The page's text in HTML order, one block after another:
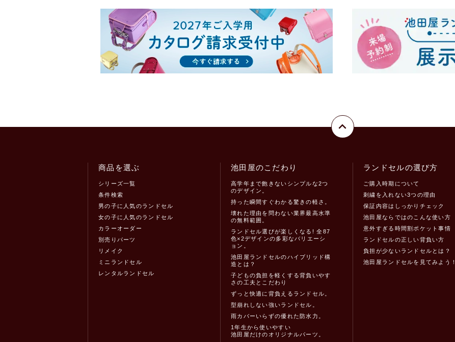
商品を選ぶ
シリーズ一覧
条件検索
男の子に人気のランドセル
女の子に人気のランドセル
カラーオーダー
別売りパーツ
リメイク
ミニランドセル
レンタルランドセル
池田屋のこだわり
高学年まで飽きないシンプルな2つ
のデザイン。
持った瞬間すぐわかる驚きの軽さ。
壊れた理由を問わない業界最高水準
の無料範囲。
ランドセル選びが楽しくなる! 全87
色×2デザインの多彩なバリエーシ
ョン。
池田屋ランドセルのハイブリッド構
造とは？
子どもの負担を軽くする背負いやす
さの工夫とこだわり
ずっと快適に背負えるランドセル。
型崩れしない強いランドセル。
雨カバーいらずの優れた防水力。
1年生から使いやすい
池田屋だけのオリジナルパーツ。
ランドセルの選び方
ご購入時期について
刺繍を入れない3つの理由
保証内容はしっかりチェック
池田屋ならではのこんな使い方
意外すぎる時間割ポケット事情
ランドセルの正しい背負い方
負担が少ないランドセルとは？
池田屋ランドセルを見てみよう！